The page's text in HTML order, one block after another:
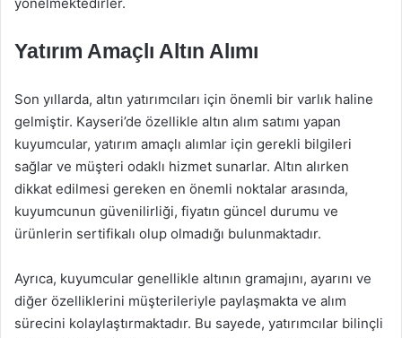
Yatırım Amaçlı Altın Alımı
Son yıllarda, altın yatırımcıları için önemli bir varlık haline
gelmiştir. Kayseri’de özellikle altın alım satımı yapan
kuyumcular, yatırım amaçlı alımlar için gerekli bilgileri
sağlar ve müşteri odaklı hizmet sunarlar. Altın alırken
dikkat edilmesi gereken en önemli noktalar arasında,
kuyumcunun güvenilirliği, fiyatın güncel durumu ve
ürünlerin sertifikalı olup olmadığı bulunmaktadır.
Ayrıca, kuyumcular genellikle altının gramajını, ayarını ve
diğer özelliklerini müşterileriyle paylaşmakta ve alım
sürecini kolaylaştırmaktadır. Bu sayede, yatırımcılar bilinçli